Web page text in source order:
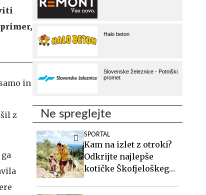
in
z
Ne spreglejte
SPORTAL
Kam na izlet z otroki?
Odkrijte najlepše
kotičke Škofjeloškega